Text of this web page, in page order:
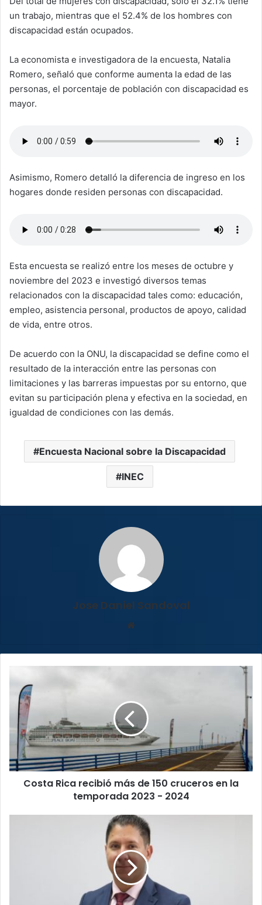
un trabajo, mientras que el 52.4% de los hombres con
discapacidad están ocupados.
La economista e investigadora de la encuesta, Natalia
Romero, señaló que conforme aumenta la edad de las
personas, el porcentaje de población con discapacidad es
mayor.
Asimismo, Romero detalló la diferencia de ingreso en los
hogares donde residen personas con discapacidad.
Esta encuesta se realizó entre los meses de octubre y
noviembre del 2023 e investigó diversos temas
relacionados con la discapacidad tales como: educación,
empleo, asistencia personal, productos de apoyo, calidad
de vida, entre otros.
De acuerdo con la ONU, la discapacidad se define como el
resultado de la interacción entre las personas con
limitaciones y las barreras impuestas por su entorno, que
evitan su participación plena y efectiva en la sociedad, en
igualdad de condiciones con las demás.
Encuesta Nacional sobre la Discapacidad
INEC
Jose Daniel Sandoval
Rica
recibió
más
de
150
cruceros
en
la
temporada
Costa Rica recibió más de 150 cruceros en la
temporada 2023 - 2024